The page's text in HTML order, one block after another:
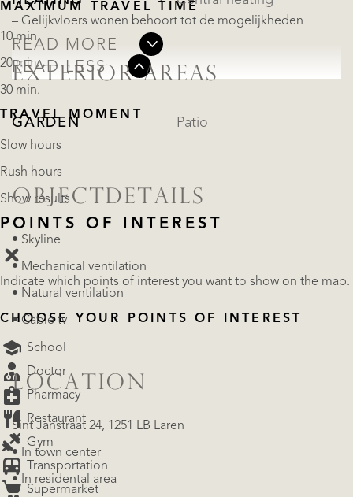
– Gelijkvloers wonen behoort tot de mogelijkheden
READ MORE
READ LESS
EXTERIOR AREAS
GARDEN Patio
OBJECTDETAILS
• Skyline
• Mechanical ventilation
• Natural ventilation
• Cable tv
LOCATION
Sint Janstraat 24, 1251 LB Laren
• In town center
• In residental area
MAXIMUM TRAVEL TIME
10 min.
20 min.
30 min.
TRAVEL MOMENT
Slow hours
Rush hours
Show results
POINTS OF INTEREST
Indicate which points of interest you want to show on the map.
CHOOSE YOUR POINTS OF INTEREST
School
Doctor
Pharmacy
Restaurant
Gym
Transportation
Supermarket